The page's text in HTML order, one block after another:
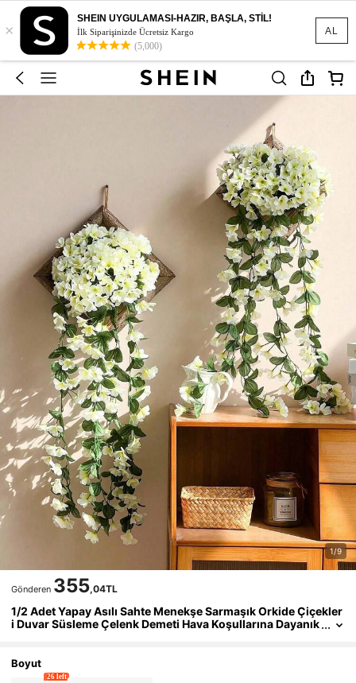
AL
×
SHEIN UYGULAMASI-HAZIR, BAŞLA, STİL!
İlk Siparişinizde Ücretsiz Kargo
(5,000)
1/9
Gönderen 355,04TL
1/2 Adet Yapay Asılı Sahte Menekşe Sarmaşık Orkide Çiçekler
i Duvar Süsleme Çelenk Demeti Hava Koşullarına Dayanık
zuniyet Ev Dekorasyonu Duvar Sanatı
Boyut
26 left